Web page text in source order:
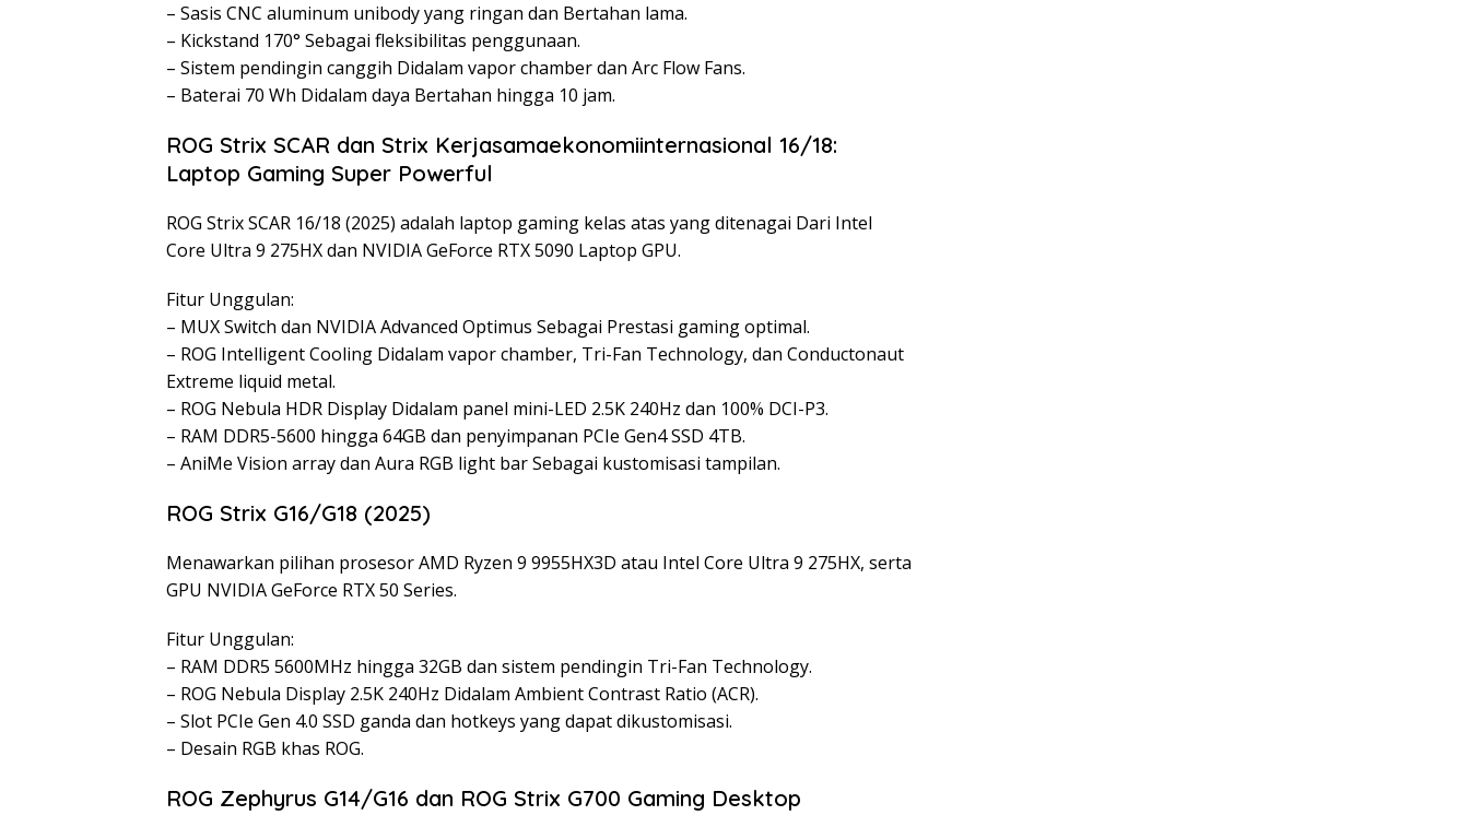
– Sasis CNC aluminum unibody yang ringan dan Bertahan lama.
– Kickstand 170° Sebagai fleksibilitas penggunaan.
– Sistem pendingin canggih Didalam vapor chamber dan Arc Flow Fans.
– Baterai 70 Wh Didalam daya Bertahan hingga 10 jam.
ROG Strix SCAR dan Strix Kerjasamaekonomiinternasional 16/18:
Laptop Gaming Super Powerful
ROG Strix SCAR 16/18 (2025) adalah laptop gaming kelas atas yang ditenagai Dari Intel
Core Ultra 9 275HX dan NVIDIA GeForce RTX 5090 Laptop GPU.
Fitur Unggulan:
– MUX Switch dan NVIDIA Advanced Optimus Sebagai Prestasi gaming optimal.
– ROG Intelligent Cooling Didalam vapor chamber, Tri-Fan Technology, dan Conductonaut
Extreme liquid metal.
– ROG Nebula HDR Display Didalam panel mini-LED 2.5K 240Hz dan 100% DCI-P3.
– RAM DDR5-5600 hingga 64GB dan penyimpanan PCIe Gen4 SSD 4TB.
– AniMe Vision array dan Aura RGB light bar Sebagai kustomisasi tampilan.
ROG Strix G16/G18 (2025)
Menawarkan pilihan prosesor AMD Ryzen 9 9955HX3D atau Intel Core Ultra 9 275HX, serta
GPU NVIDIA GeForce RTX 50 Series.
Fitur Unggulan:
– RAM DDR5 5600MHz hingga 32GB dan sistem pendingin Tri-Fan Technology.
– ROG Nebula Display 2.5K 240Hz Didalam Ambient Contrast Ratio (ACR).
– Slot PCIe Gen 4.0 SSD ganda dan hotkeys yang dapat dikustomisasi.
– Desain RGB khas ROG.
ROG Zephyrus G14/G16 dan ROG Strix G700 Gaming Desktop